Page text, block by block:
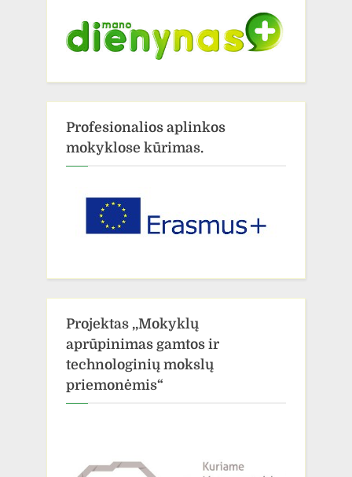
Profesionalios aplinkos
mokyklose kūrimas.
Projektas ,,Mokyklų
aprūpinimas gamtos ir
technologinių mokslų
priemonėmis“